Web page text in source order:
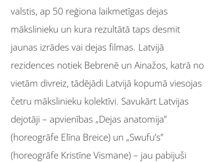
valstis, ap 50 reģiona laikmetīgas dejas
mākslinieku un kura rezultātā taps desmit
jaunas izrādes vai dejas filmas. Latvijā
rezidences notiek Bebrenē un Ainažos, katrā no
vietām divreiz, tādējādi Latvijā kopumā viesojas
četru mākslinieku kolektīvi. Savukārt Latvijas
dejotāji – apvienības „Dejas anatomija”
(horeogrāfe Elīna Breice) un „Swufu’s”
(horeogrāfe Kristīne Vismane) – jau pabijuši